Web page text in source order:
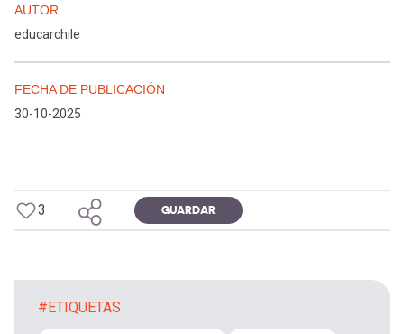
AUTOR
educarchile
FECHA DE PUBLICACIÓN
30-10-2025
3 GUARDAR
#ETIQUETAS